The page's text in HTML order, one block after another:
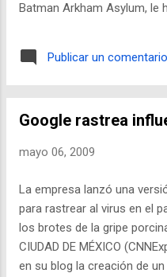
Batman Arkham Asylum, le
hot de Conz para revista
http://www.miravos.tv/
Publicar un comentario
Google rastrea
mayo 06, 2009
La empresa lanzó una
para rastrear al virus en el
los brotes de la gripe
CIUDAD DE MÉXICO
en su blog la creación de un